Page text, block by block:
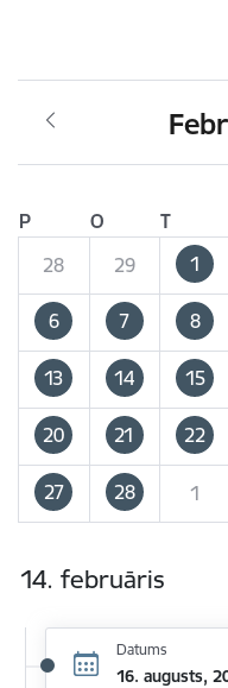
P O T
28
29 1
6 7 8
13 14 15
20 21 22
27 28 1
14. februāris
Datums
16. augusts,